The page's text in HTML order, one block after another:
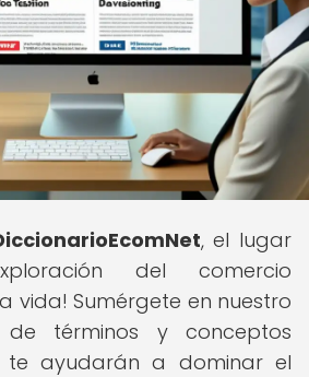
, el lugar
del comercio
vida! Sumérgete en nuestro
de términos y conceptos
te ayudarán a dominar el